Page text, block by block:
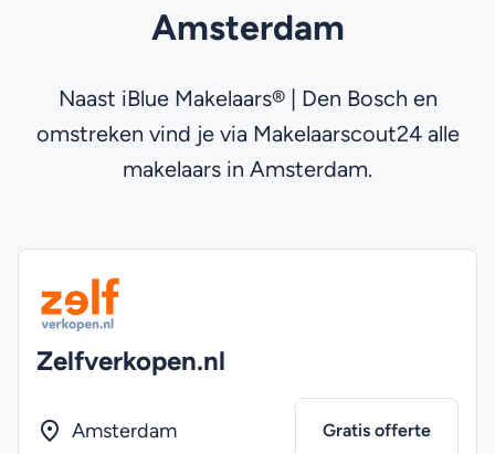
Amsterdam
Naast iBlue Makelaars® | Den Bosch en
omstreken vind je via Makelaarscout24 alle
makelaars in Amsterdam.
Zelfverkopen.nl
Amsterdam Gratis offerte